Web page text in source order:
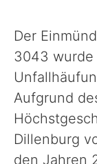
Veterinärwesen
Unser
Der
3043 wurde
Aufgrund
Dillenburg
den Jahren